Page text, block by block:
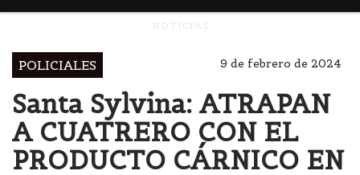
POLICIALES 9 de febrero de 2024
Santa Sylvina: ATRAPAN
A CUATRERO CON EL
PRODUCTO CÁRNICO EN